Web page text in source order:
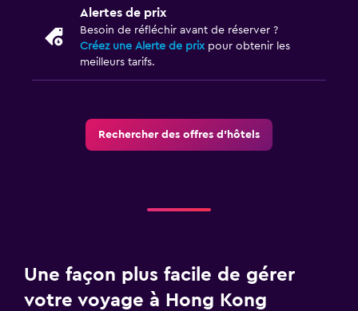
Alertes de prix
Besoin de réfléchir avant de réserver ?
Créez une Alerte de prix pour obtenir les
meilleurs tarifs.
Rechercher des offres d’hôtels
Une façon plus facile de gérer
votre voyage à Hong Kong